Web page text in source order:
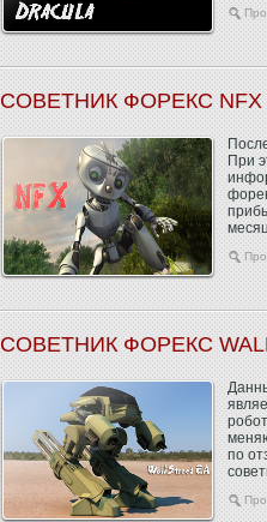
СОВЕТНИК ФОРЕКС NFX
При
СОВЕТНИК ФОРЕКС
по